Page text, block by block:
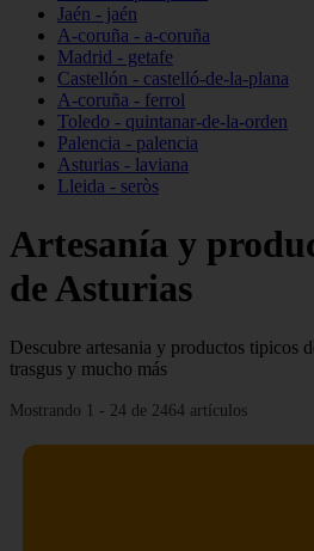
Jaén - jaén
A-coruña - a-coruña
Madrid - getafe
Castellón - castelló-de-la-plana
A-coruña - ferrol
Toledo - quintanar-de-la-orden
Palencia - palencia
Asturias - laviana
Lleida - seròs
Artesanía y
de Asturias
Descubre artesania y productos tipicos
trasgus y mucho más
Mostrando 1 - 24 de 2464 artículos